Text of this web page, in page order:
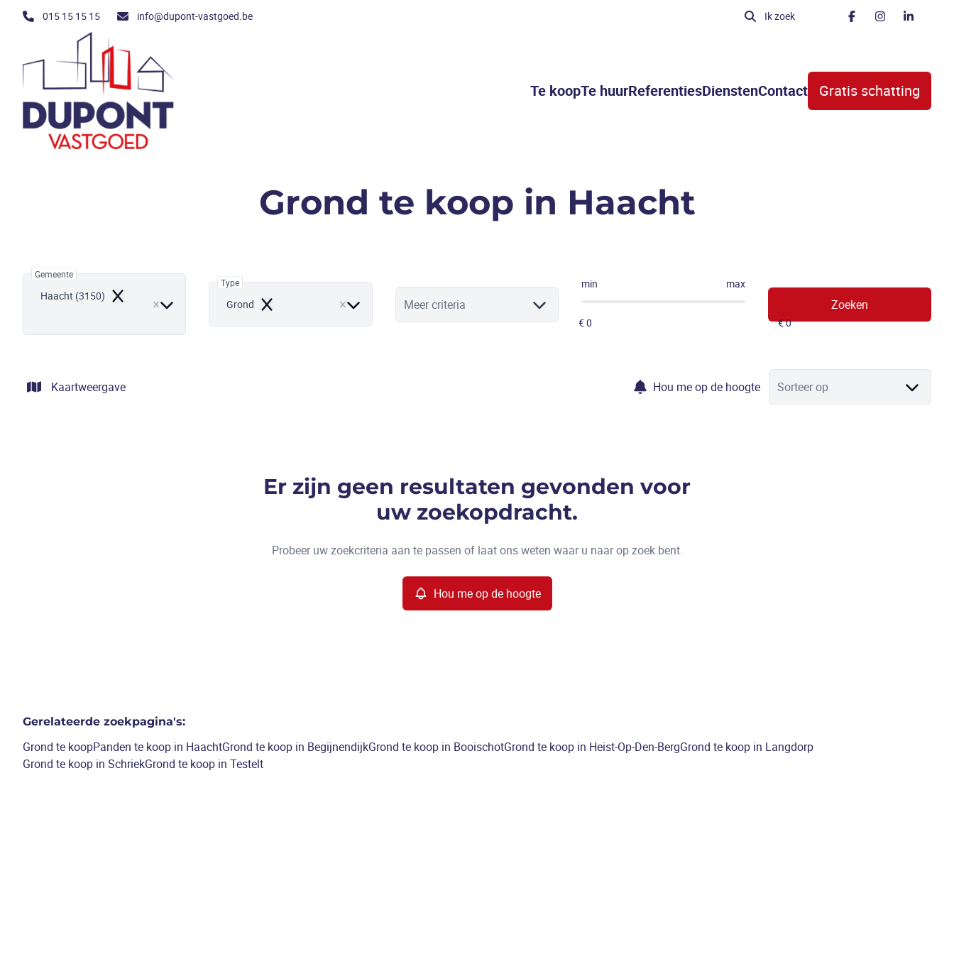
Ga naar hoofdinhoud
015 15 15 15 info@dupont-vastgoed.be Ik zoek
Te koopTe huurReferentiesDienstenContact Gratis schatting
Grond te koop in Haacht
Gemeente
Haacht (3150) Remove
Type
Grond Remove Meer criteria
min max
Zoeken
Kaartweergave Hou me op de hoogte Sorteer op
Er zijn geen resultaten gevonden voor
uw zoekopdracht.
Probeer uw zoekcriteria aan te passen of laat ons weten waar u naar op zoek bent.
Hou me op de hoogte
Gerelateerde zoekpagina's:
Grond te koopPanden te koop in HaachtGrond te koop in BegijnendijkGrond te koop in BooischotGrond te koop in Heist-Op-Den-BergGrond te koop in Langdorp
Grond te koop in SchriekGrond te koop in Testelt